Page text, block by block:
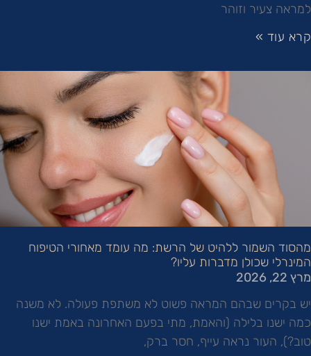
למראה צעיר וזוהר
קרא עוד »
מהסוד השמור ללהיט של הרשת: מה עומד מאחורי הטיפוח
המינרלי שכולן מדברות עליו?
מרץ 22, 2026
יש בקרים שבהם המראה פשוט לא משתפת פעולה. לא משנה
כמה ישנו בלילה (והאמת, מתי בפעם האחרונה באמת ישנו
טוב?), העור נראה עייף, חסר ברק,